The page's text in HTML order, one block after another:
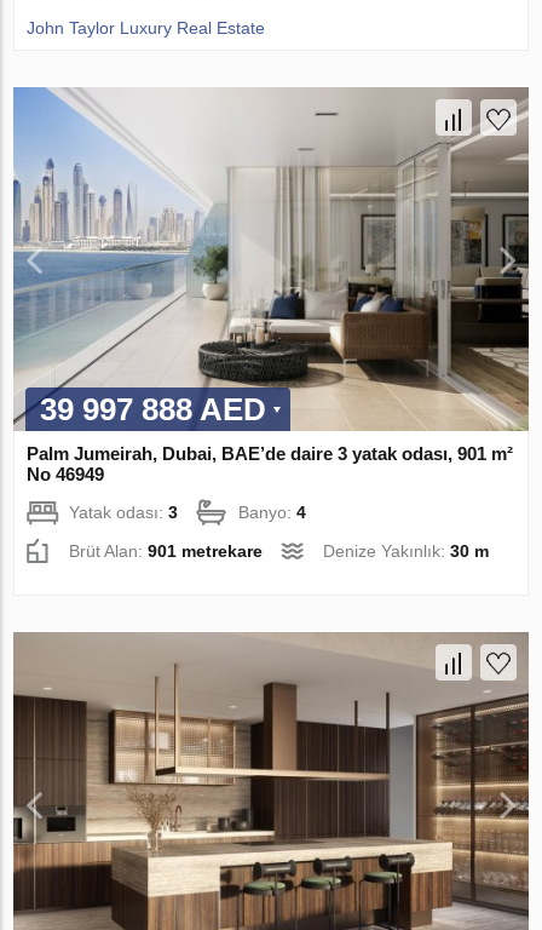
John Taylor Luxury Real Estate
39 997 888 AED
Palm Jumeirah, Dubai, BAE’de daire 3 yatak odası, 901 m²
No 46949
Yatak odası:3 Banyo:4
Brüt Alan:901 metrekare Denize Yakınlık:30 m